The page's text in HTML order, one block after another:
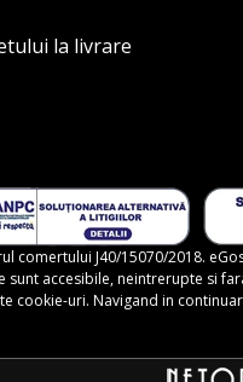
la livrare
comertului J40/15070/2018.
accesibile, neintrerupte si
cookie-uri. Navigand in